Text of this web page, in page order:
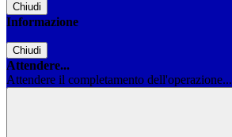
Chiudi
Informazione
Chiudi
Attendere...
Attendere il completamento dell'operazione...